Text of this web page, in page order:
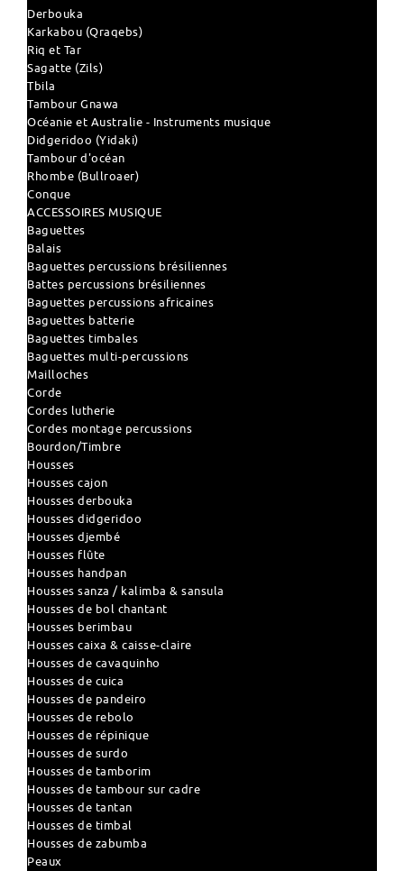
Derbouka
Karkabou (Qraqebs)
Riq et Tar
Sagatte (Zils)
Tbila
Tambour Gnawa
Océanie et Australie - Instruments musique
Didgeridoo (Yidaki)
Tambour d'océan
Rhombe (Bullroaer)
Conque
ACCESSOIRES MUSIQUE
Baguettes
Balais
Baguettes percussions brésiliennes
Battes percussions brésiliennes
Baguettes percussions africaines
Baguettes batterie
Baguettes timbales
Baguettes multi-percussions
Mailloches
Corde
Cordes lutherie
Cordes montage percussions
Bourdon/Timbre
Housses
Housses cajon
Housses derbouka
Housses didgeridoo
Housses djembé
Housses flûte
Housses handpan
Housses sanza / kalimba & sansula
Housses de bol chantant
Housses berimbau
Housses caixa & caisse-claire
Housses de cavaquinho
Housses de cuica
Housses de pandeiro
Housses de rebolo
Housses de répinique
Housses de surdo
Housses de tamborim
Housses de tambour sur cadre
Housses de tantan
Housses de timbal
Housses de zabumba
Peaux